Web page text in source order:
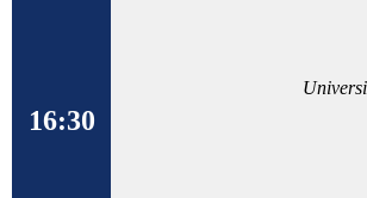
16:30